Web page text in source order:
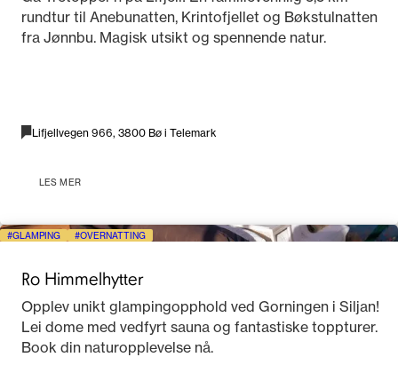
rundtur til Anebunatten, Krintofjellet og Bøkstulnatten
fra Jønnbu. Magisk utsikt og spennende natur.
Lifjellvegen 966, 3800 Bø i Telemark
LES MER
GLAMPING OVERNATTING
Ro Himmelhytter
Opplev unikt glampingopphold ved Gorningen i Siljan!
Lei dome med vedfyrt sauna og fantastiske toppturer.
Book din naturopplevelse nå.